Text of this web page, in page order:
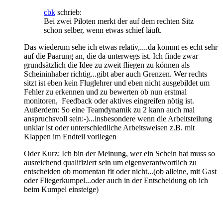
cbk schrieb:
Bei zwei Piloten merkt der auf dem rechten Sitz
schon selber, wenn etwas schief läuft.
Das wiederum sehe ich etwas relativ,....da kommt es echt sehr
auf die Paarung an, die da unterwegs ist. Ich finde zwar
grundsätzlich die Idee zu zweit fliegen zu können als
Scheininhaber richtig...gibt aber auch Grenzen. Wer rechts
sitzt ist eben kein Fluglehrer und eben nicht ausgebildet um
Fehler zu erkennen und zu bewerten ob nun erstmal
monitoren, Feedback oder aktives eingreifen nötig ist.
Außerdem: So eine Teamdynamik zu 2 kann auch mal
anspruchsvoll sein:-)...insbesondere wenn die Arbeitsteilung
unklar ist oder unterschiedliche Arbeitsweisen z.B. mit
Klappen im Endteil vorliegen
Oder Kurz: Ich bin der Meinung, wer ein Schein hat muss so
ausreichend qualifiziert sein um eigenverantwortlich zu
entscheiden ob momentan fit oder nicht...(ob alleine, mit Gast
oder Fliegerkumpel...oder auch in der Entscheidung ob ich
beim Kumpel einsteige)